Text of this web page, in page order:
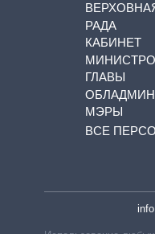
РАДА
КАБИНЕТ
ГЛАВЫ
МЭРЫ
ВСЕ